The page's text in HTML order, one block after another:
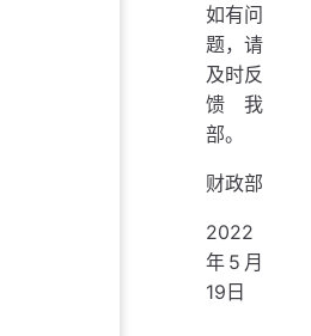
如有问
题，请
及时反
馈我
部。
财政部
2022
年5月
19日